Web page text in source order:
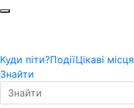
Куди піти?ПодіїЦікаві місця
Знайти